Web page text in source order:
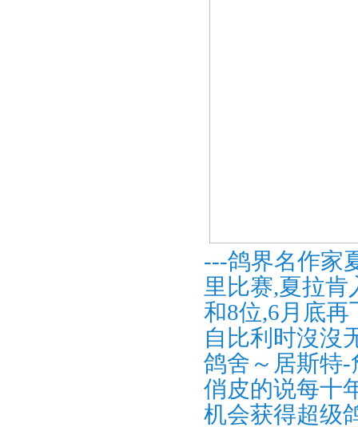
---鸽界名作家
里比赛,夏拉肯
和8位,6月底再
自比利时沒沒
鸽舍～居斯特
俏皮的说每十
机会获得超级